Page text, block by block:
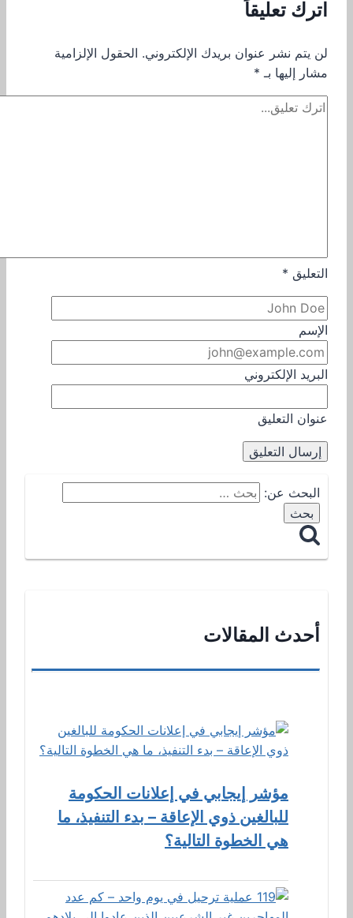
اترك تعليقاً
لن يتم نشر عنوان بريدك الإلكتروني. الحقول الإلزامية
مشار إليها بـ *
التعليق *
الإسم
البريد الإلكتروني
عنوان التعليق
البحث عن:
أحدث المقالات
مؤشر إيجابي في إعلانات الحكومة
للبالغين ذوي الإعاقة – بدء التنفيذ، ما
هي الخطوة التالية؟